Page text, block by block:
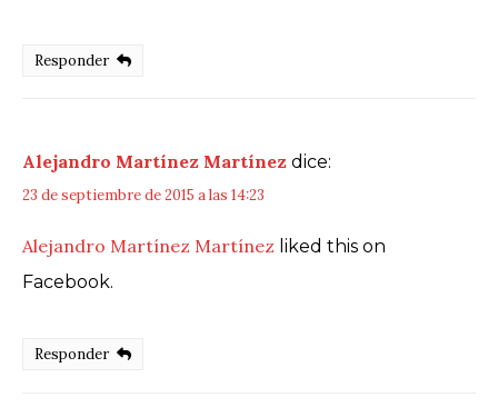
Responder
Alejandro Martínez Martínez dice:
23 de septiembre de 2015 a las 14:23
Alejandro Martínez Martínez liked this on
Facebook.
Responder